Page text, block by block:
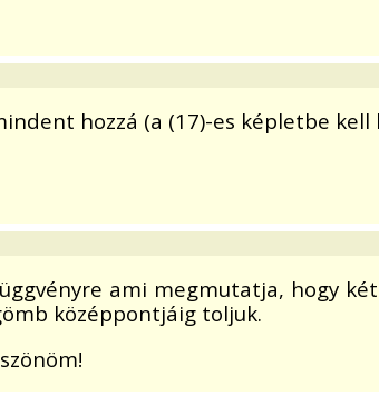
hozzá (a (17)-es képletbe
ami megmutatja, hogy
középpontjáig toljuk.